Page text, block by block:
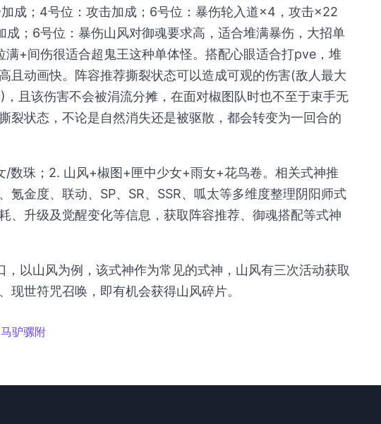
成；4号位：攻击加成；6号位：暴伤轮入道×4，攻击×22
；6号位：暴伤山风对御魂要求高，适合堆满暴伤，大招单
+间伤很适合超鬼王这种单体怪。搭配心眼适合打pve，堆
且动画快。阵容推荐撕裂状态可以造成可观的伤害(敌人最大
且该伤害不会被涓流分摊，在面对椒图队时也不至于束手无
裂状态，不论是自然消失还是被驱散，都会转变为一回合的
/数珠；2. 山风+椒图+匣中少女+雨女+花鸟卷。相关式神推
氪金度、联动、SP、SR、SSR、呱太等多维度整理阴阳师式
、升级及觉醒变化等信息，获取阵容推荐、御魂搭配等式神
以山风为例，该式神作为常见的式神，山风有三次活动获取
现世符咒召唤，即有机会获得山风碎片。
驴骡附